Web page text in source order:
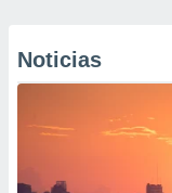
Noticias